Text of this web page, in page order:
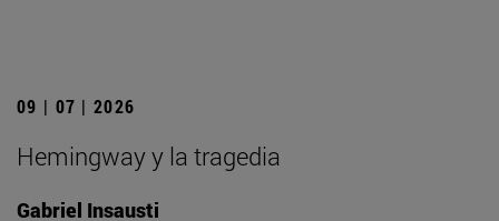
09 | 07 | 2026
Hemingway y la tragedia
Gabriel Insausti